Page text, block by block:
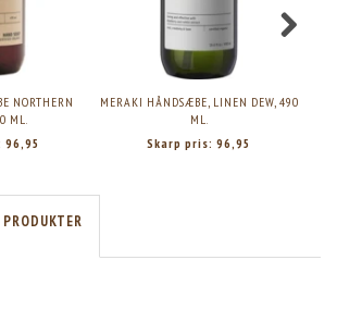
NORTHERN
ML.
96,95
MERAKI HÅNDSÆBE, LINEN DEW, 490
ML.
Skarp pris: 96,95